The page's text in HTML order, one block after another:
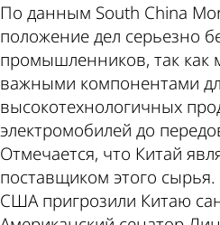
По данным South China
положение дел серьезно
промышленников, так как
важными компонентами
высокотехнологичных
электромобилей до
Отмечается, что Китай
поставщиком этого сырья.
США пригрозили Китаю